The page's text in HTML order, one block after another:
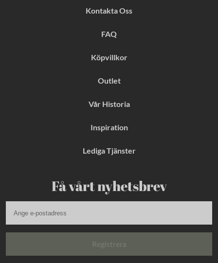
Kontakta Oss
FAQ
Köpvillkor
Outlet
Vår Historia
Inspiration
Lediga Tjänster
Få vårt nyhetsbrev
Registrera
b
o
g
a
m